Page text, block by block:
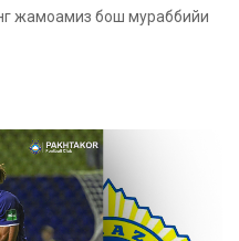
жамоамиз бош мураббийи